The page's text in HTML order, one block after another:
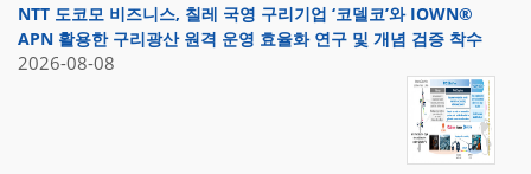
NTT 도코모 비즈니스, 칠레 국영 구리기업 ‘코델코’와 IOWN®
APN 활용한 구리광산 원격 운영 효율화 연구 및 개념 검증 착수
2026-08-08